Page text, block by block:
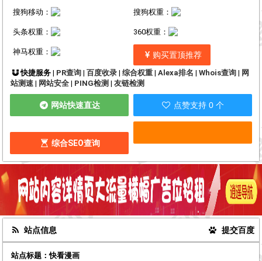
搜狗移动： 搜狗权重：
头条权重： 360权重：
神马权重： 购买置顶推荐
快捷服务 | PR查询| 百度收录| 综合权重| Alexa排名 | Whois查询| 网
站测速 | 网站安全 | PING检测 | 友链检测
网站快速直达 点赞支持 0 个
综合SEO查询
站点信息 提交百度
站点标题：快看漫画